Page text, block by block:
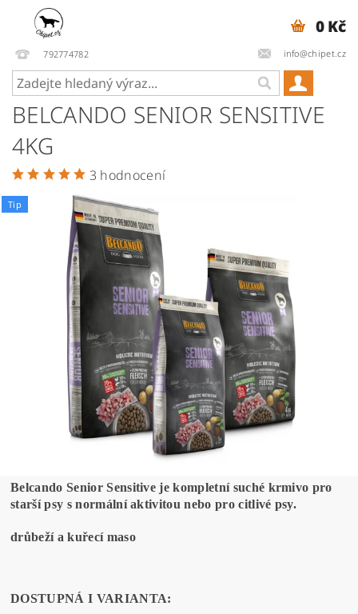
792774782 info@chipet.cz
0 Kč
BELCANDO SENIOR SENSITIVE
4KG
3 hodnocení
Tip
Belcando Senior Sensitive je kompletní suché krmivo pro
starší psy s normální aktivitou nebo pro citlivé psy.
drůbeží a kuřecí maso
DOSTUPNÁ I VARIANTA: